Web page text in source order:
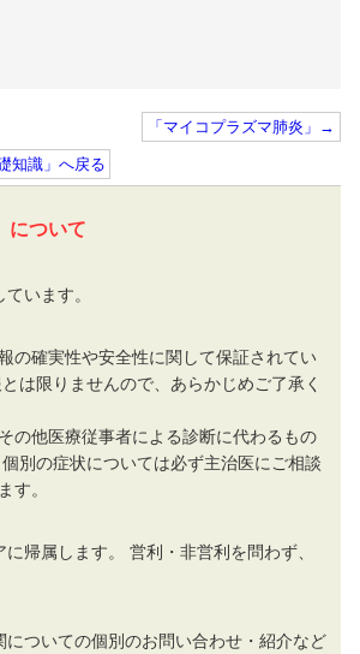
「マイコプラズマ肺炎」→
知識」へ戻る
について
います。
の確実性や安全性に関して保証されてい
は限りませんので、あらかじめご了承く
の他医療従事者による診断に代わるもの
別の症状については必ず主治医にご相談
す。
帰属します。 営利・非営利を問わず、
ついての個別のお問い合わせ・紹介など